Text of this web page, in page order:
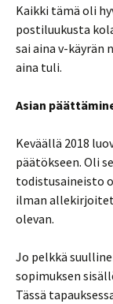
Kaikki tämä oli
postiluukusta
sai aina v-käyrän
aina tuli.
Asian
Keväällä 2018
päätökseen. Oli
todistusaineisto
ilman
olevan.
Jo pelkkä
sopimuksen
Tässä